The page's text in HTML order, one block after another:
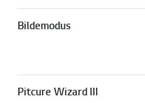
Bildemodus
Pitcure Wizard III